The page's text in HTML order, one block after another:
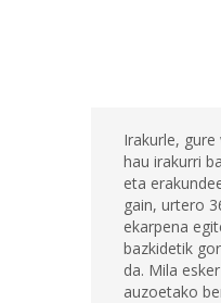
Irakurle,
hau irakurri
eta
gain, urtero
ekarpena
bazkidetik
da. Mila
auzoetako